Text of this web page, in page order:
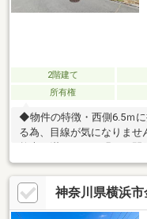
2階建て
所有権
◆物件の特徴・西側6.5ｍ
る為、目線が気になりませ
然光で満たされる明るく
浜急行本線「金沢文庫」・
ス良好。
神奈川県横浜